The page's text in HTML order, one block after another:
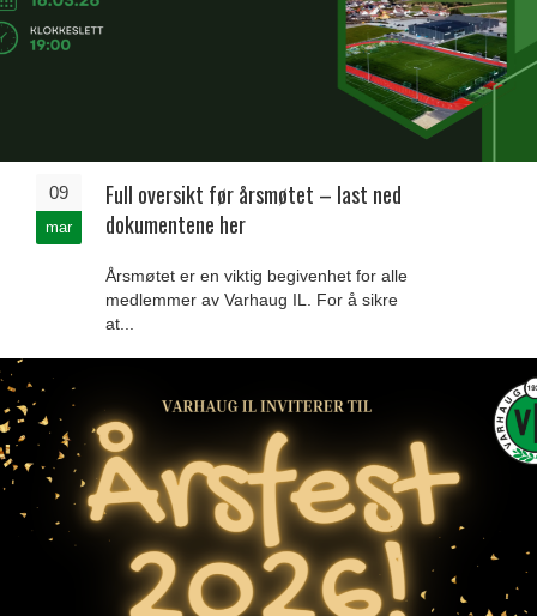
09
mar
Full oversikt før årsmøtet – last ned
dokumentene her
Årsmøtet er en viktig begivenhet for alle
medlemmer av Varhaug IL. For å sikre
at...